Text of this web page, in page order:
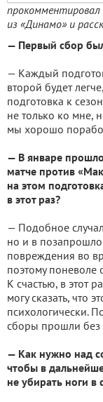
прокомментировал
из «Динамо» и
— Первый сбор
— Каждый
второй будет
подготовка к
не только ко мне,
мы хорошо
— В январе
матче против
на этом
в этот раз?
— Подобное
но и в
повреждения во
поэтому поневоле
К счастью, в этот
могу сказать, что
психологически.
сборы прошли без
— Как нужно над
чтобы в
не убирать ноги в